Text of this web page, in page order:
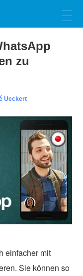
zu
Ueckert
einfacher mit
Sie können so